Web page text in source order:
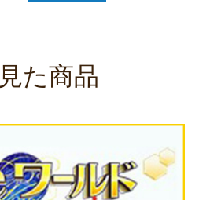
た商品